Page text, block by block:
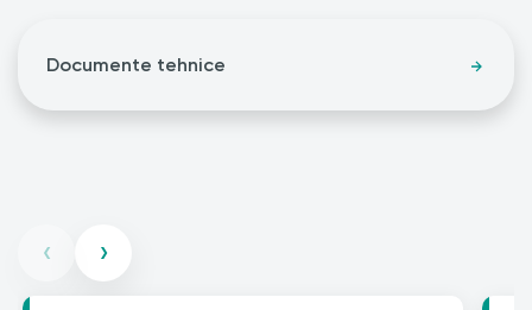
Documente tehnice
‹ ›